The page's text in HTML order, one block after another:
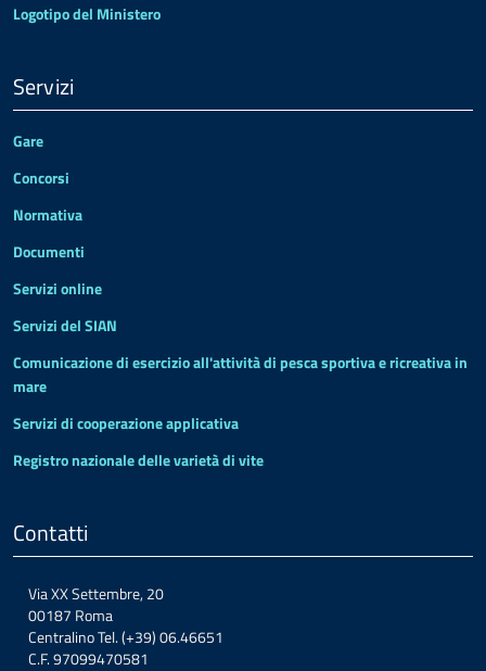
Logotipo del Ministero
Servizi
Gare
Concorsi
Normativa
Documenti
Servizi online
Servizi del SIAN
Comunicazione di esercizio all'attività di pesca sportiva e ricreativa in
mare
Servizi di cooperazione applicativa
Registro nazionale delle varietà di vite
Contatti
Via XX Settembre, 20
00187 Roma
Centralino Tel. (+39) 06.46651
C.F. 97099470581